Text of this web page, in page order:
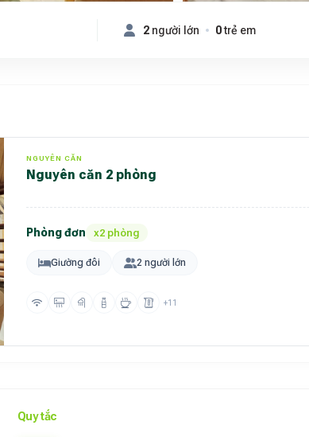
2 người lớn 0trẻ em
NGUYÊN CĂN
Nguyên căn 2 phòng
Phòng đơn x2 phòng
Giường đôi 2 người lớn
+11
Quy tắc